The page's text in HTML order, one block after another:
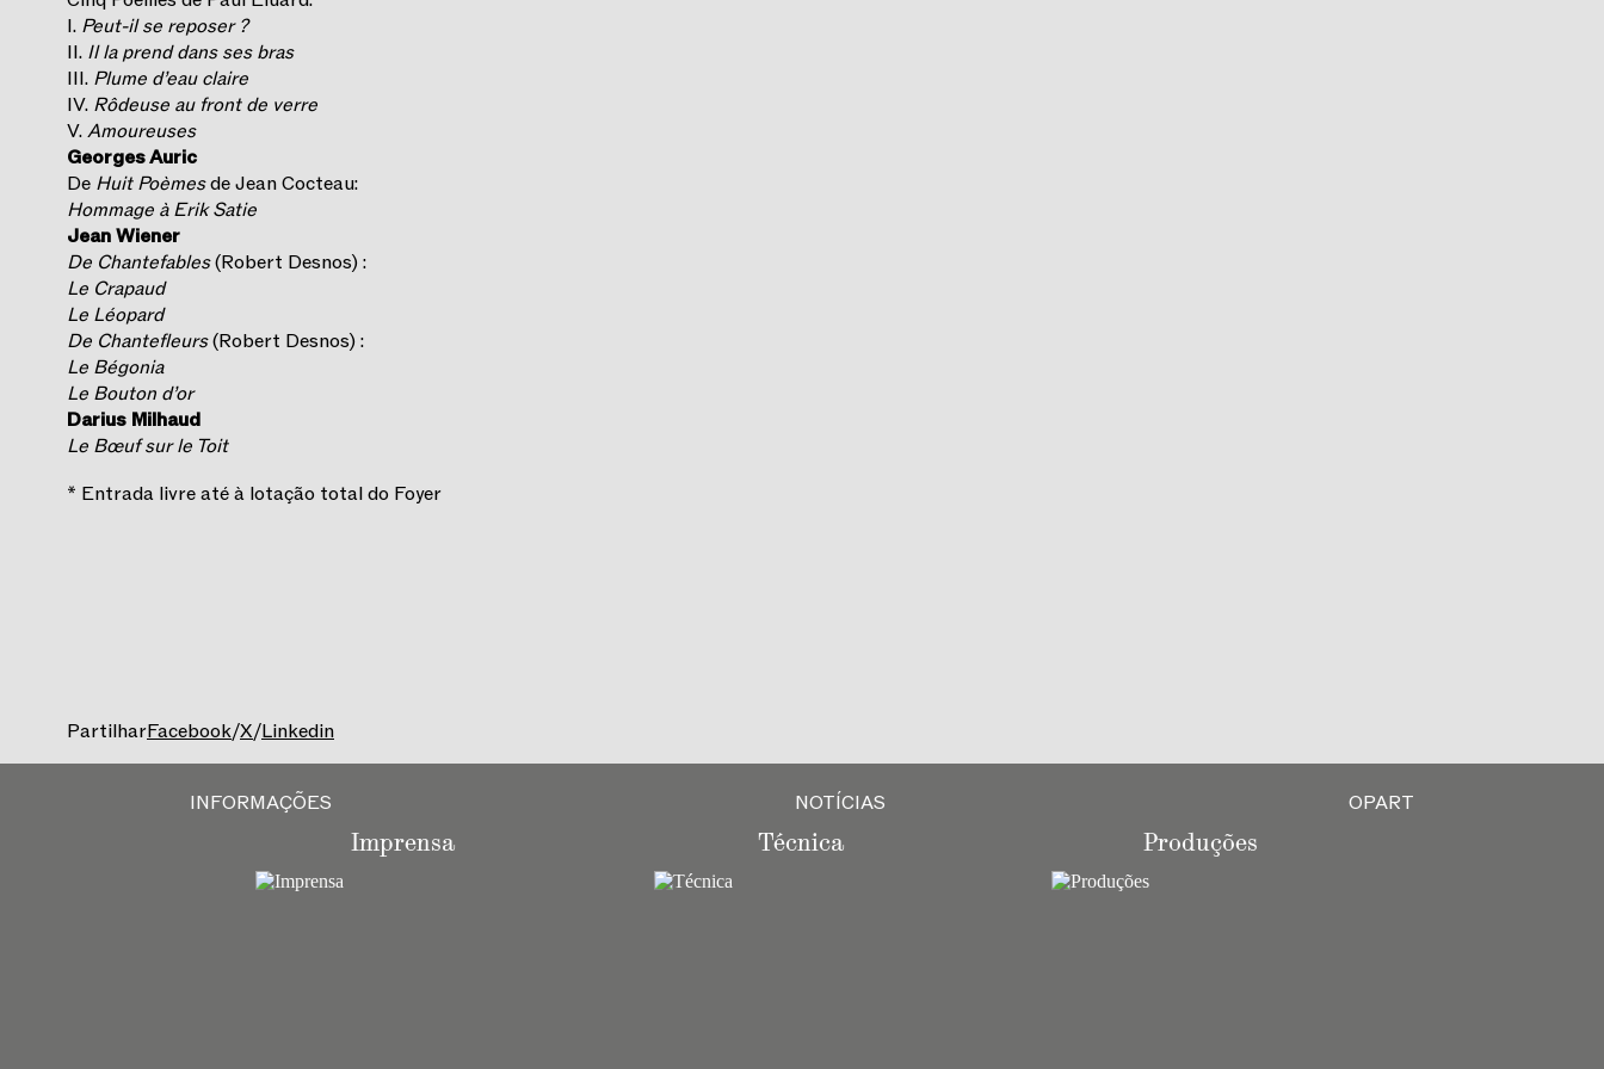
I. Peut-il se reposer ?
II. Il la prend dans ses bras
III. Plume d’eau claire
IV. Rôdeuse au front de verre
V.Amoureuses
Georges Auric
De Huit Poèmesde Jean Cocteau:
Hommage à Erik Satie
Jean Wiener
De Chantefables(Robert Desnos) :
Le Crapaud
Le Léopard
De Chantefleurs(Robert Desnos) :
Le Bégonia
Le Bouton d’or
Darius Milhaud
Le Bœuf sur le Toit
* Entrada livre até à lotação total do Foyer
PartilharFacebook/X/Linkedin
INFORMAÇÕES NOTÍCIAS OPART
Imprensa Técnica Produções